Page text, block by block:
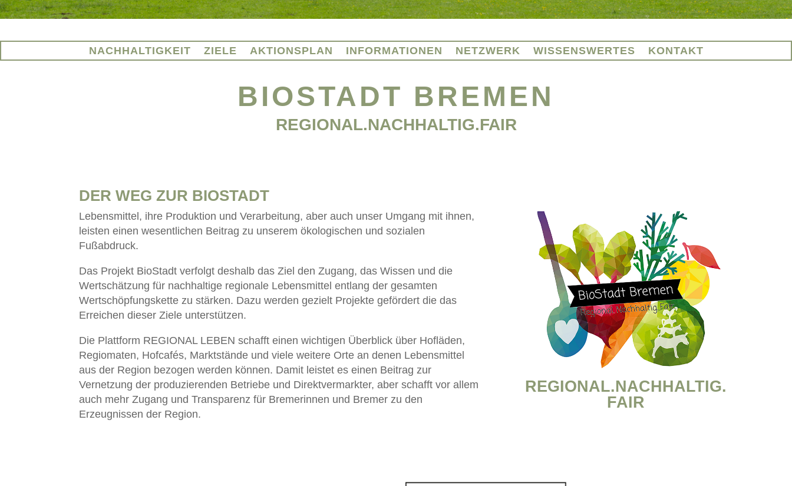
NACHHALTIGKEIT ZIELE AKTIONSPLAN INFORMATIONEN NETZWERK WISSENSWERTES KONTAKT
BIOSTADT BREMEN
REGIONAL.NACHHALTIG.FAIR
DER WEG ZUR BIOSTADT
Lebensmittel, ihre Produktion und Verarbeitung, aber auch unser Umgang mit ihnen,
leisten einen wesentlichen Beitrag zu unserem ökologischen und sozialen
Fußabdruck.
Das Projekt BioStadt verfolgt deshalb das Ziel den Zugang, das Wissen und die
Wertschätzung für nachhaltige regionale Lebensmittel entlang der gesamten
Wertschöpfungskette zu stärken. Dazu werden gezielt Projekte gefördert die das
Erreichen dieser Ziele unterstützen.
Die Plattform REGIONAL LEBEN schafft einen wichtigen Überblick über Hofläden,
Regiomaten, Hofcafés, Marktstände und viele weitere Orte an denen Lebensmittel
aus der Region bezogen werden können. Damit leistet es einen Beitrag zur
Vernetzung der produzierenden Betriebe und Direktvermarkter, aber schafft vor allem
auch mehr Zugang und Transparenz für Bremerinnen und Bremer zu den
Erzeugnissen der Region.
REGIONAL.NACHHALTIG.
FAIR